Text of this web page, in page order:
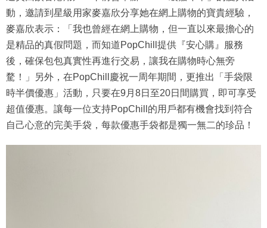
動，邀請到星級用家麥嘉欣分享她在網上購物的寶貴經驗，
麥嘉欣表示：「我也曾經在網上購物，但一直以來最擔心的
是精品的真假問題，而知道PopChill提供『安心購』服務
後，確保包包真實性再進行交易，讓我在購物時心無旁
騖！」另外，在PopChill慶祝一周年期間，更推出「手袋限
時半價優惠」活動，只要在9月8日至20日間購買，即可享受
超值優惠。讓每一位支持PopChill的用戶都有機會找到符合
自己心意的完美手袋，每款優惠手袋都是獨一無二的珍品！